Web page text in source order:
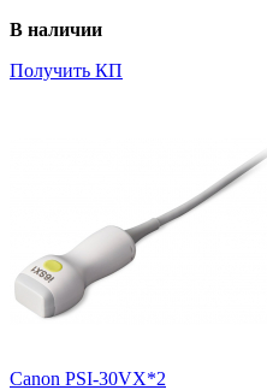
В наличии
Получить КП
Canon PSI-30VX*2